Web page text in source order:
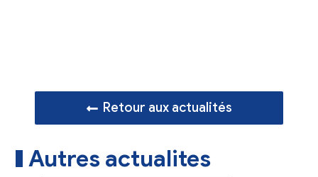
Retour aux actualités
Autres actualites